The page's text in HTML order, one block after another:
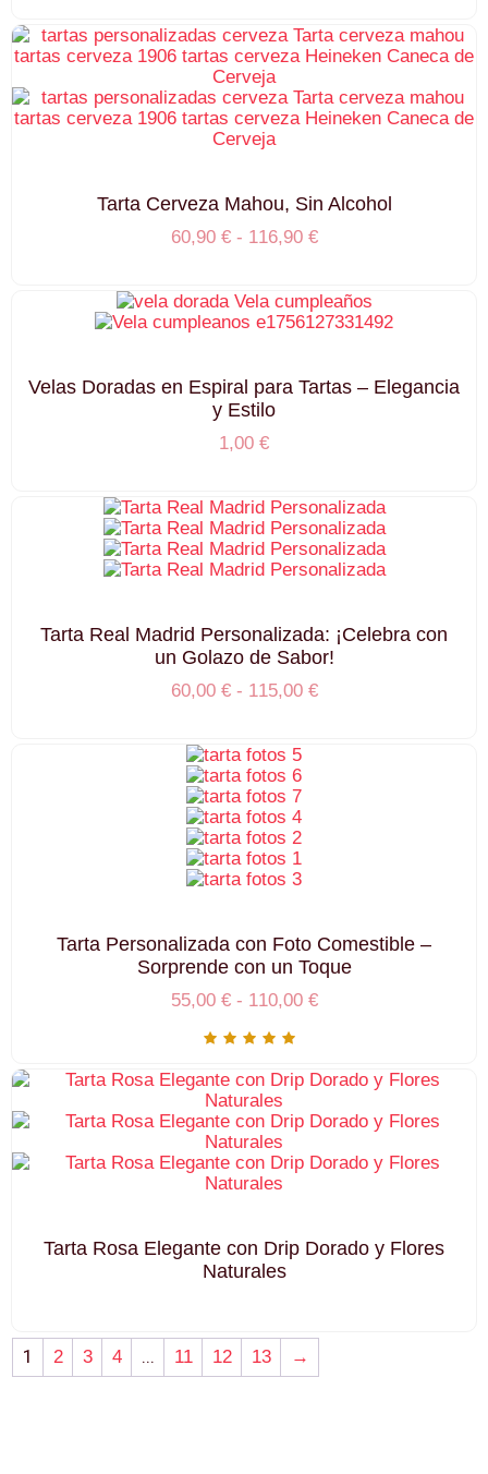
Tarta Cerveza Mahou, Sin Alcohol
60,90 € - 116,90 €
Velas Doradas en Espiral para Tartas – Elegancia
y Estilo
1,00 €
Tarta Real Madrid Personalizada: ¡Celebra con
un Golazo de Sabor!
60,00 € - 115,00 €
Tarta Personalizada con Foto Comestible –
Sorprende con un Toque
55,00 € - 110,00 €
Tarta Rosa Elegante con Drip Dorado y Flores
Naturales
1 2 3 4 ... 11 12 13 →